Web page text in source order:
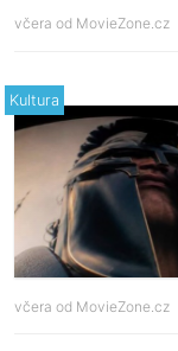
včera od MovieZone.cz
Kultura
včera od MovieZone.cz